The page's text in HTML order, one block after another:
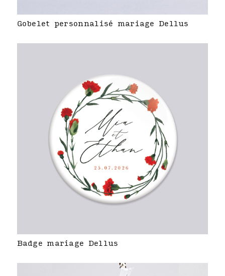
Gobelet personnalisé mariage Dellus
Badge mariage Dellus